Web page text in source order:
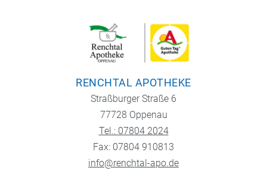
RENCHTAL APOTHEKE
Straßburger Straße 6
77728 Oppenau
Tel.: 07804 2024
Fax: 07804 910813
info@renchtal-apo.de